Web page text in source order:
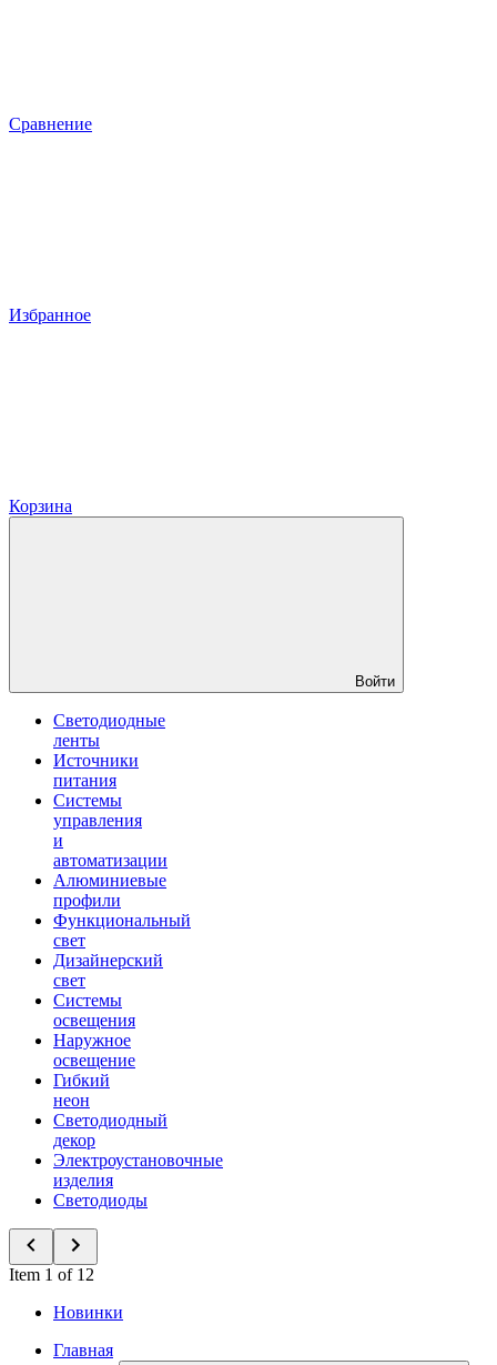
Сравнение
Избранное
Корзина
Войти
Светодиодные
ленты
Источники
питания
Системы
управления
и
автоматизации
Алюминиевые
профили
Функциональный
свет
Дизайнерский
свет
Системы
освещения
Наружное
освещение
Гибкий
неон
Светодиодный
декор
Электроустановочные
изделия
Светодиоды
Item 1 of 12
Новинки
Главная